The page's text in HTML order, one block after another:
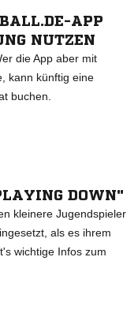
APP
NUTZEN
die App aber mit
kann künftig eine
buchen.
DOWN"
kleinere Jugendspieler
als es ihrem
wichtige Infos zum